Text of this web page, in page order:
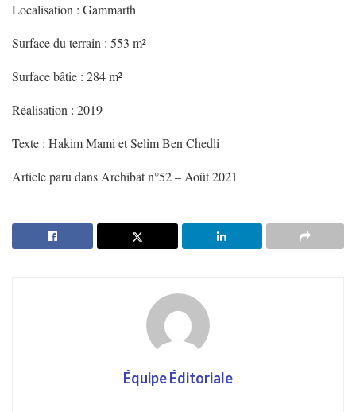
Localisation : Gammarth
Surface du terrain : 553 m²
Surface bâtie : 284 m²
Réalisation : 2019
Texte : Hakim Mami et Selim Ben Chedli
Article paru dans Archibat n°52 – Août 2021
Équipe Éditoriale